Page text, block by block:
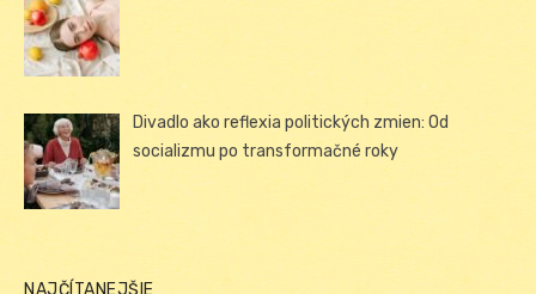
Divadlo ako reflexia politických zmien: Od
socializmu po transformačné roky